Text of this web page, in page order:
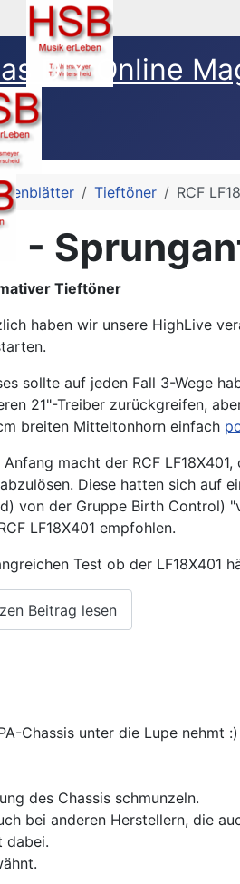
DIY Online
Tieftöner RCF
-
Tieftöner
haben wir unsere HighLive
sollte auf jeden Fall 3-Wege
21"-Treiber zurückgreifen,
breiten Mitteltonhorn einfach
Anfang macht der RCF
Diese hatten sich
von der Gruppe Birth Control)
LF18X401 empfohlen.
Test ob der LF18X401
Beitrag lesen
Chassis unter die Lupe nehmt :)
des Chassis schmunzeln.
bei anderen Herstellern, die
dabei.